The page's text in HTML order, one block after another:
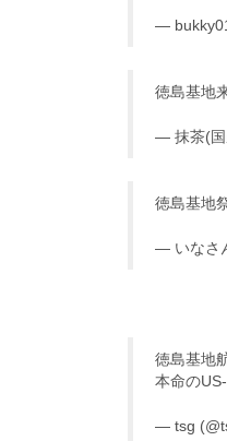
—
徳島基地
— 抹茶(国
徳島基地
— いなさ
徳島基地
本命の
— tsg